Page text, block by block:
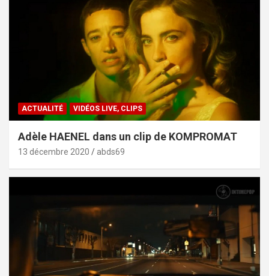
ACTUALITÉ VIDÉOS LIVE, CLIPS
Adèle HAENEL dans un clip de KOMPROMAT
13 décembre 2020 abds69